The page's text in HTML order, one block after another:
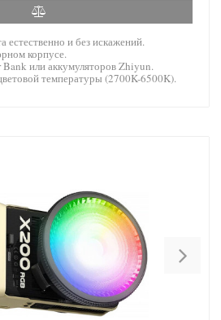
естественно и без искажений.
корпусе.
Bank или аккумуляторов Zhiyun.
температуры (2700K-6500K).